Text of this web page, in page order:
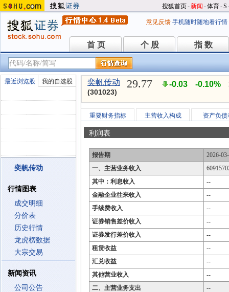
搜狐首页-新闻 -体育-S
意见反馈 手机随时随地看行情
首 页
首 页 个 股
个 股 指 数
指 数
最近浏览股 我的自选股
奕帆传动
行情图表
成交明细
分价表
历史行情
龙虎榜数据
大宗交易
新闻资讯
公司公告
奕帆传动
(301023)
29.77 -0.03 -0.10%
重要财务指标 主营收入构成 资产负债
利润表
报告期
2026-
一、主营业务收入
其中：利息收入
--
金融企业往来收入
--
手续费收入
--
证券销售差价收入
--
证券发行差价收入
--
租赁收益
--
汇兑收益
--
其他营业收入
--
二、主营业务支出
--